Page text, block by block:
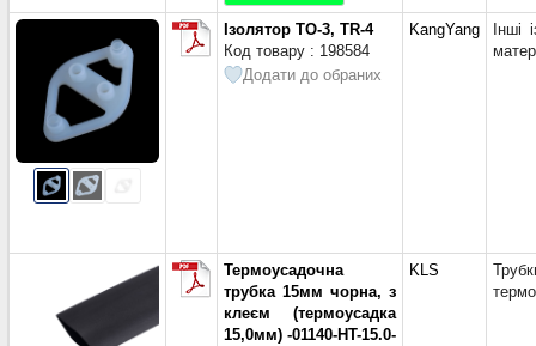
Діам.
Діам.
Діам.
Діам.
Ізолятор ТО-3, TR-4
Код товару : 198584
Додати до обраних
KangYang
Інші
Термоусадочна
трубка 15мм чорна, з
клеєм (термоусадка
15,0мм) -01140-HT-15.0-
KLS